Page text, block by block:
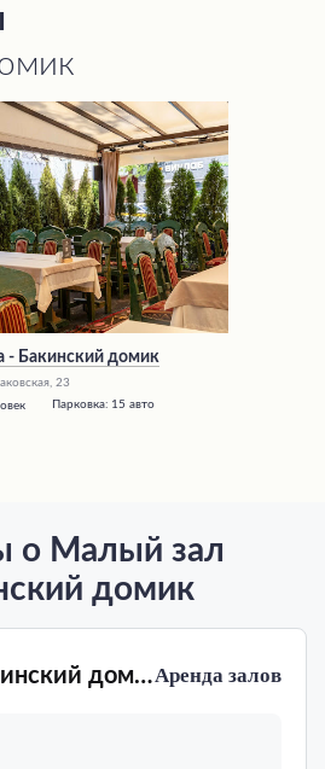
- Бакинский домик
23
Парковка: 15 авто
о Малый зал
домик
Малый зал Бакинский домикАренда залов